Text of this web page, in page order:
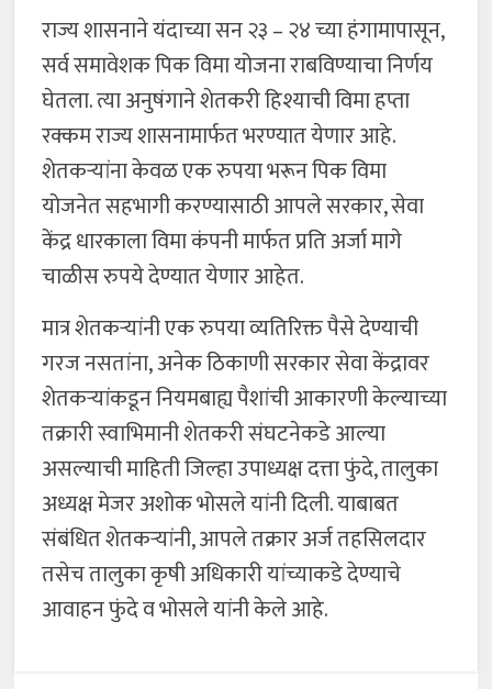
राज्य शासनाने यंदाच्या सन २३ – २४ च्या हंगामापासून,
सर्व समावेशक पिक विमा योजना राबविण्याचा निर्णय
घेतला. त्या अनुषंगाने शेतकरी हिश्याची विमा हप्ता
रक्कम राज्य शासनामार्फत भरण्यात येणार आहे.
शेतकऱ्यांना केवळ एक रुपया भरून पिक विमा
योजनेत सहभागी करण्यासाठी आपले सरकार, सेवा
केंद्र धारकाला विमा कंपनी मार्फत प्रति अर्जा मागे
चाळीस रुपये देण्यात येणार आहेत.
मात्र शेतकऱ्यांनी एक रुपया व्यतिरिक्त पैसे देण्याची
गरज नसतांना, अनेक ठिकाणी सरकार सेवा केंद्रावर
शेतकऱ्यांकडून नियमबाह्य पैशांची आकारणी केल्याच्या
तक्रारी स्वाभिमानी शेतकरी संघटनेकडे आल्या
असल्याची माहिती जिल्हा उपाध्यक्ष दत्ता फुंदे, तालुका
अध्यक्ष मेजर अशोक भोसले यांनी दिली. याबाबत
संबंधित शेतकऱ्यांनी, आपले तक्रार अर्ज तहसिलदार
तसेच तालुका कृषी अधिकारी यांच्याकडे देण्याचे
आवाहन फुंदे व भोसले यांनी केले आहे.